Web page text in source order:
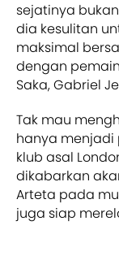
sejatinya
dia kesulitan
maksimal
dengan
Saka, Gabriel
Tak mau
hanya
klub asal
dikabarkan
Arteta pada
juga siap